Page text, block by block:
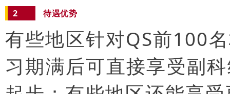
2 待遇优势
有些地区针对QS前100
习期满后可直接享受副